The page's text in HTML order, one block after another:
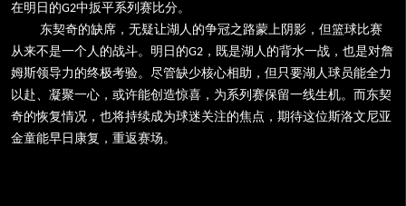
在明日的G2中扳平系列赛比分。
东契奇的缺席，无疑让湖人的争冠之路蒙上阴影，但篮球比赛
从来不是一个人的战斗。明日的G2 ，既是湖人的背水一战，也是对詹
姆斯领导力的终极考验。尽管缺少核心相助，但只要湖人球员能全力
以赴、凝聚一心，或许能创造惊喜，为系列赛保留一线生机。而东契
奇的恢复情况，也将持续成为球迷关注的焦点，期待这位斯洛文尼亚
金童能早日康复，重返赛场。